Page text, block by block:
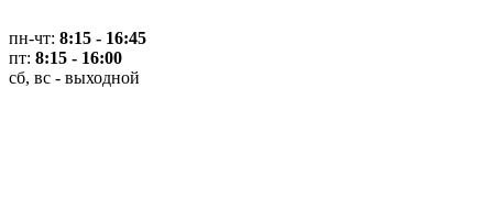
пн-чт: 8:15 - 16:45
пт: 8:15 - 16:00
сб, вс - выходной